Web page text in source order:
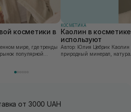
косметики в
популярной
КОСМЕТИКА
Каолин в
используют
Автор: Юлия Цебрик Каолин в косметологии – это
природный минерал,
от 3000 UAH